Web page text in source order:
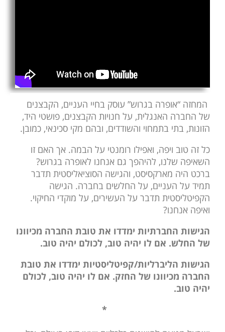
המחזה “אופרה בגרוש” עוסק בחיי העניים, הקבצנים
של החברה האנגלית, על חנויות הקבצנים, פושטי היד,
הזונות, בתי בתמחוי והשודדים, ובהם מקי סכינאי, כמובן.
כל זה טוב ויפה, ואפילו רומנטי על הבמה. אך האם זו
השאיפה שלנו, להיהפך גם אנחנו לאופרה בגרוש?
ברכט היה מארקסיסט, והגישה הסוציאליסטית תדבר
תמיד על העניים, על החלשים בחברה. הגישה
הקפיטליסטית תדבר על העשירים, על מוקדי החיקוי.
ואיפה אנחנו?
הגישות החברתיות ימדדו את טובת החברה מכיוונו
של החלש. אם לו יהיה טוב, לכולם יהיה טוב.
הגישות הליברליות/קפיטליסטיות ימדדו את טובת
החברה מכיוונו של החזק. אם לו יהיה טוב, לכולם
יהיה טוב.
*